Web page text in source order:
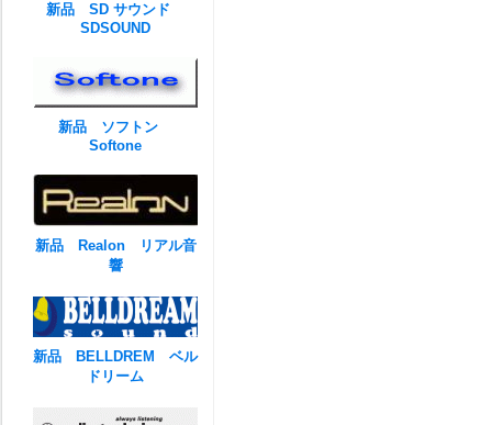
新品 SD サウンド
SDSOUND
新品 ソフトン
Softone
新品 Realon リアル音
響
新品 BELLDREM ベル
ドリーム